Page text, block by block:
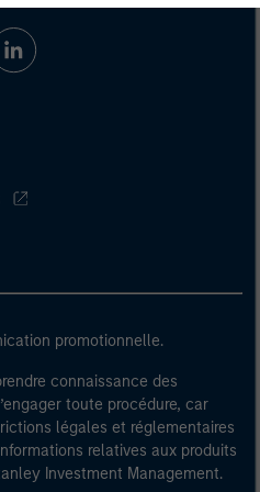
promotionnelle.
connaissance des
toute procédure, car
légales et réglementaires
relatives aux produits
Investment Management.